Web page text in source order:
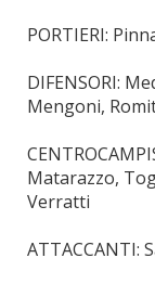
PORTIERI:
DIFENSORI:
Mengoni,
Matarazzo,
Verratti
ATTACCANTI: